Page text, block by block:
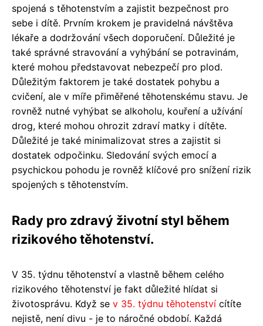
spojená s těhotenstvím a zajistit bezpečnost pro
sebe i dítě. Prvním krokem je pravidelná návštěva
lékaře a dodržování všech doporučení. Důležité je
také správné stravování a vyhýbání se potravinám,
které mohou představovat nebezpečí pro plod.
Důležitým faktorem je také dostatek pohybu a
cvičení, ale v míře přiměřené těhotenskému stavu. Je
rovněž nutné vyhýbat se alkoholu, kouření a užívání
drog, které mohou ohrozit zdraví matky i dítěte.
Důležité je také minimalizovat stres a zajistit si
dostatek odpočinku. Sledování svých emocí a
psychickou pohodu je rovněž klíčové pro snížení rizik
spojených s těhotenstvím.
Rady pro zdravý životní styl během
rizikového těhotenství.
V 35. týdnu těhotenství a vlastně během celého
rizikového těhotenství je fakt důležité hlídat si
životosprávu. Když se v 35. týdnu těhotenství cítíte
nejistě, není divu - je to náročné období. Každá